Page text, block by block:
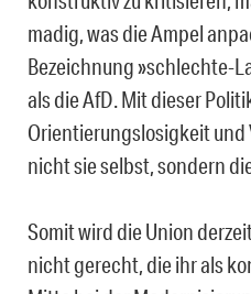
madig, was die Ampel
Bezeichnung »schlechte-
als die AfD. Mit dieser
Orientierungslosigkeit und
nicht sie selbst, sondern
Somit wird die Union
nicht gerecht, die ihr als